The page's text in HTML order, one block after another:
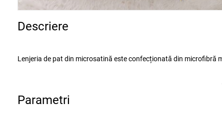
Descriere
Lenjeria de pat din microsatină este confecționată din microfibră moale și periată, cu o suprafață fină și catifelată, foarte plăcută la atingere.
Fiecare husă din setul de 3 piese este prevăzută cu o închidere practică cu fermoar. Lenjeria de pat are o capacitate excelentă de evaporare a
Parametri